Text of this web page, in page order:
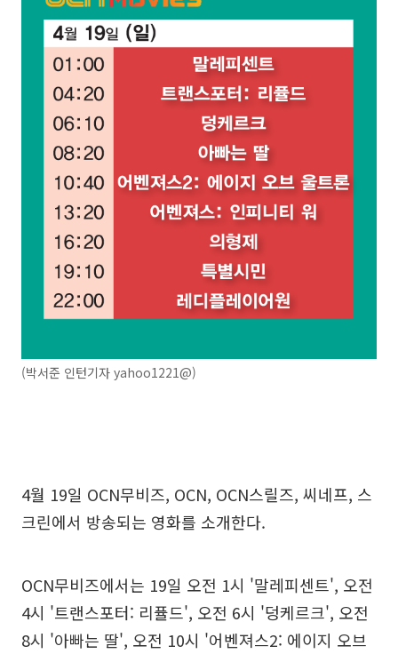
(박서준 인턴기자 yahoo1221@)
4월 19일 OCN무비즈, OCN, OCN스릴즈, 씨네프, 스
크린에서 방송되는 영화를 소개한다.
OCN무비즈에서는 19일 오전 1시 '말레피센트', 오전
4시 '트랜스포터: 리퓰드', 오전 6시 '덩케르크', 오전
8시 '아빠는 딸', 오전 10시 '어벤져스2: 에이지 오브